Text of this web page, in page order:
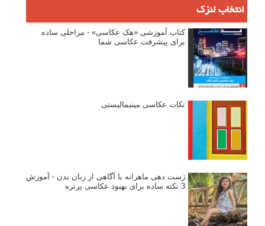
انتخاب لنزک
کتاب آموزشی «هک عکاسی» - مراحلی ساده
برای پیشرفت عکاسی شما
نکات عکاسی مینیمالیستی
ژست دهی ماهرانه با آگاهی از زبان بدن - آموزش
3 نکته ساده برای بهبود عکاسی پرتره